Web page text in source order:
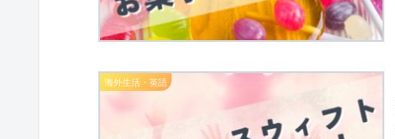
海外生活・英語